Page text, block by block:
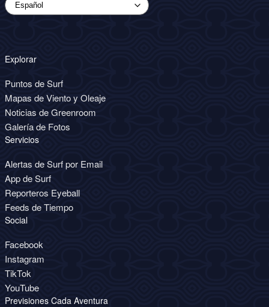
Explorar
Puntos de Surf
Mapas de Viento y Oleaje
Noticias de Greenroom
Galería de Fotos
Servicios
Alertas de Surf por Email
App de Surf
Reporteros Eyeball
Feeds de Tiempo
Social
Facebook
Instagram
TikTok
YouTube
Previsiones Cada Aventura